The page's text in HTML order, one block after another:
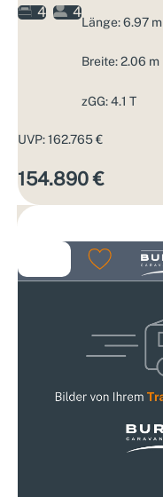
4
4
Länge: 6.97 m
Breite: 2.06 m
zGG: 4.1 T
UVP: 162.765 €
154.890 €